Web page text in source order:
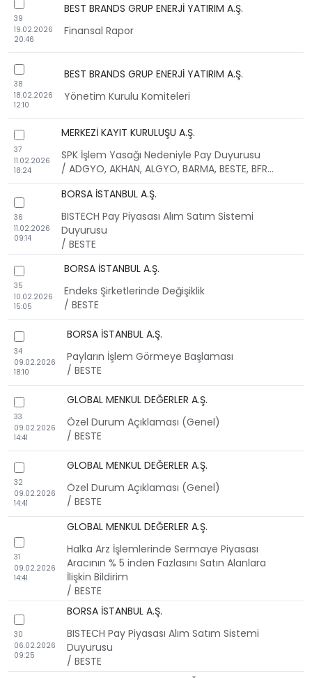
checkbox
39
19.02.2026
20:46
BEST BRANDS GRUP ENERJİ YATIRIM A.Ş.
Finansal Rapor
checkbox
38
18.02.2026
12:10
BEST BRANDS GRUP ENERJİ YATIRIM A.Ş.
Yönetim Kurulu Komiteleri
checkbox
37
11.02.2026
18:24
MERKEZİ KAYIT KURULUŞU A.Ş.
SPK İşlem Yasağı Nedeniyle Pay Duyurusu
/ ADGYO, AKHAN, ALGYO, BARMA, BESTE, BFREN, BRKO, CANTE, CEOEM, ERCB, ETYAT, EUREN, EUYO, FLAP, FORMT, FRIGO, GIPTA, GRSEL, HDFGS, HKTM, IDGYO, ISCTR, KGYO, KONTR, KSTUR, NETCD, OBAMS, PAHOL, PCILT, PEKGY, PRZMA, REEDR, SAFKR, SASA, SKBNK, TDGYO, TEHOL, TEZOL, TUPRS, ULUFA
checkbox
36
11.02.2026
09:14
BORSA İSTANBUL A.Ş.
BISTECH Pay Piyasası Alım Satım Sistemi
Duyurusu
/ BESTE
checkbox
35
10.02.2026
15:05
BORSA İSTANBUL A.Ş.
Endeks Şirketlerinde Değişiklik
/ BESTE
checkbox
34
09.02.2026
18:10
BORSA İSTANBUL A.Ş.
Payların İşlem Görmeye Başlaması
/ BESTE
checkbox
33
09.02.2026
14:41
GLOBAL MENKUL DEĞERLER A.Ş.
Özel Durum Açıklaması (Genel)
/ BESTE
checkbox
32
09.02.2026
14:41
GLOBAL MENKUL DEĞERLER A.Ş.
Özel Durum Açıklaması (Genel)
/ BESTE
checkbox
31
09.02.2026
14:41
GLOBAL MENKUL DEĞERLER A.Ş.
Halka Arz İşlemlerinde Sermaye Piyasası
Aracının % 5 inden Fazlasını Satın Alanlara
İlişkin Bildirim
/ BESTE
checkbox
30
06.02.2026
09:25
BORSA İSTANBUL A.Ş.
BISTECH Pay Piyasası Alım Satım Sistemi
Duyurusu
/ BESTE